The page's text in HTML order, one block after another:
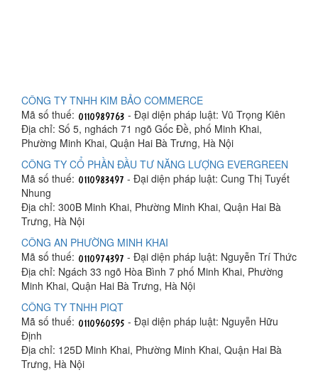
CÔNG TY TNHH KIM BẢO COMMERCE
Mã số thuế:
- Đại diện pháp luật: Vũ Trọng Kiên
Địa chỉ: Số 5, nghách 71 ngõ Gốc Đề, phố Minh Khai,
Phường Minh Khai, Quận Hai Bà Trưng, Hà Nội
CÔNG TY CỔ PHẦN ĐẦU TƯ NĂNG LƯỢNG EVERGREEN
Mã số thuế:
- Đại diện pháp luật: Cung Thị Tuyết
Nhung
Địa chỉ: 300B Minh Khai, Phường Minh Khai, Quận Hai Bà
Trưng, Hà Nội
CÔNG AN PHƯỜNG MINH KHAI
Mã số thuế:
- Đại diện pháp luật: Nguyễn Trí Thức
Địa chỉ: Ngách 33 ngõ Hòa Bình 7 phố Minh Khai, Phường
Minh Khai, Quận Hai Bà Trưng, Hà Nội
CÔNG TY TNHH PIQT
Mã số thuế:
- Đại diện pháp luật: Nguyễn Hữu
Định
Địa chỉ: 125D Minh Khai, Phường Minh Khai, Quận Hai Bà
Trưng, Hà Nội